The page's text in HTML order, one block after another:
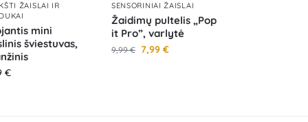
ŽAISLAI IR
mini
šviestuvas,
€
SENSORINIAI ŽAISLAI
Žaidimų pultelis „Pop
it Pro”, varlytė
9,99€ 7,99 €